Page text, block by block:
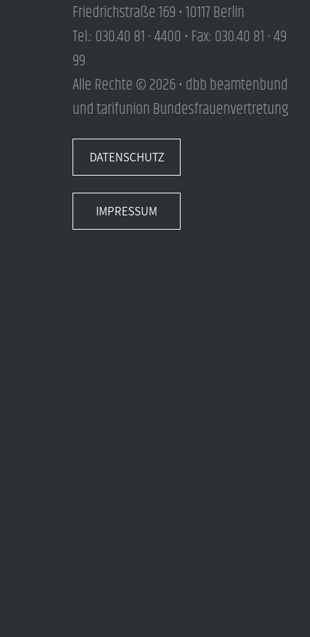
Friedrichstraße 169 • 10117 Berlin
Tel.: 030.40 81 - 4400 • Fax: 030.40 81 - 49
99
Alle Rechte © 2026 • dbb beamtenbund
und tarifunion Bundesfrauenvertretung
DATENSCHUTZ
IMPRESSUM